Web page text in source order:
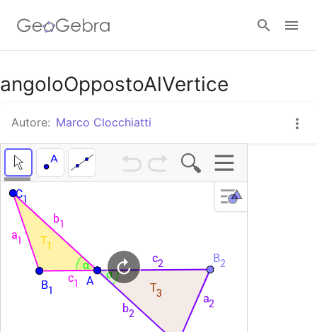
Google Classroom
GeoGebra Classroom
Accedi
angoloOppostoAlVertice
Autore: Marco Clocchiatti